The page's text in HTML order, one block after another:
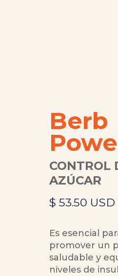
Berb
CONTROL
AZÚCAR
$ 53.50 USD
Es esencial
promover un
saludable y
niveles de